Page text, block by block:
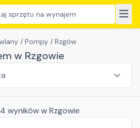
sprzętu na wynajem
/ Pompy / Rzgów
w Rzgowie
wynikóww Rzgowie